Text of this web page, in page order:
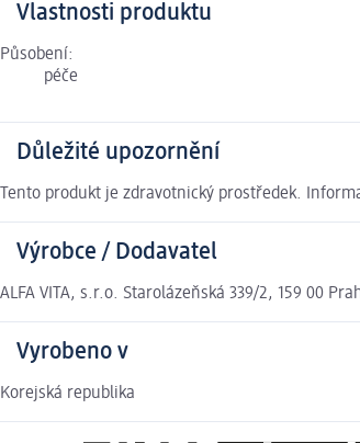
Vlastnosti produktu
Působení:
péče
Důležité upozornění
Tento produkt je zdravotnický prostředek.
Výrobce / Dodavatel
ALFA VITA, s.r.o. Starolázeňská 339/2, 159 00
Vyrobeno v
Korejská republika